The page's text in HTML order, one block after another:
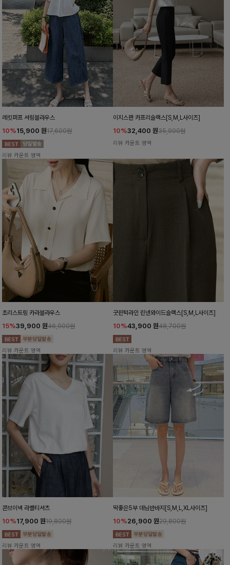
레킷퍼프 셔링블라우스
10%15,900 원17,600원
리뷰 카운트 영역
이지스판 카프리슬랙스[S,M,L사이즈]
10%32,400 원35,900원
리뷰 카운트 영역
초리스트링 카라블라우스
15%39,900 원46,900원
리뷰 카운트 영역
굿핀턱라인 린넨와이드슬랙스[S,M,L사이즈]
10%43,900 원48,700원
리뷰 카운트 영역
콘브이넥 라벨티셔츠
10%17,900 원19,800원
리뷰 카운트 영역
딱좋은5부 데님반바지[S,M,L,XL사이즈]
10%26,900 원29,800원
리뷰 카운트 영역